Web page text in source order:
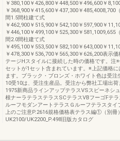
￥380,100￥426,800￥448,500￥496,600￥
￥368,900￥415,600￥437,300￥485,4008,700
間1.5間柱建て式
￥462,900￥515,900￥542,100￥597,900￥
￥446,100￥499,100￥525,300￥581,1009,655
間2.0間柱建て式
￥495,100￥553,500￥582,100￥643,000￥
￥478,300￥536,700￥565,300￥626,200表示
テージHスタイルに接続した時の価格です。注
セットが1セット含まれています。※上記価格
ます。ブラック・ブロンズ・ホワイト色は受注
10受10は、受注生産品。受注から弊社工場出荷
1975新商品ラインアップテラスVSスピーネシ
根ナーラテラステラスSCテラスVBフーゴFテ
ルーフモダンアートテラスＧルーフテラスタイ
上のご注意P.2616規格価格表テラス編①（別冊）
UK2100/UK2200_P.498旧版カタログ